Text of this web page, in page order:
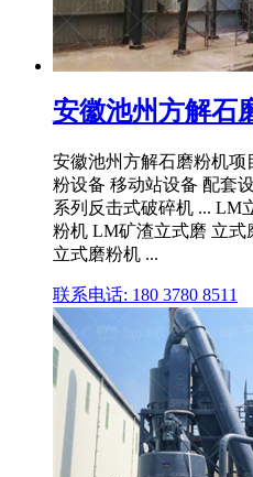
安徽池州方解石
安徽池州方解石磨粉机项
粉设备 移动站设备 配套
系列反击式破碎机 ... LM
粉机 LM矿渣立式磨 立
立式磨粉机 ...
联系电话: 180 3780 8511